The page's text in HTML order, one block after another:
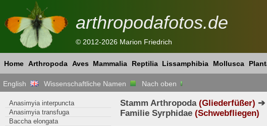
arthropodafotos.de
© 2012-2026 Marion Friedrich
Home Arthropoda Aves Mammalia Reptilia Lissamphibia Mollusca
English Wissenschaftliche Namen Nach oben
Stamm Arthropoda (Gliederfüßer) ➔
Familie Syrphidae (Schwebfliegen)
Anasimyia interpuncta
Anasimyia transfuga
Baccha elongata